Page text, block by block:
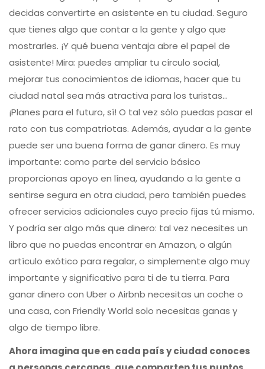
decidas convertirte en asistente en tu ciudad. Seguro
que tienes algo que contar a la gente y algo que
mostrarles. ¡Y qué buena ventaja abre el papel de
asistente! Mira: puedes ampliar tu círculo social,
mejorar tus conocimientos de idiomas, hacer que tu
ciudad natal sea más atractiva para los turistas...
¡Planes para el futuro, sí! O tal vez sólo puedas pasar el
rato con tus compatriotas. Además, ayudar a la gente
puede ser una buena forma de ganar dinero. Es muy
importante: como parte del servicio básico
proporcionas apoyo en línea, ayudando a la gente a
sentirse segura en otra ciudad, pero también puedes
ofrecer servicios adicionales cuyo precio fijas tú mismo.
Y podría ser algo más que dinero: tal vez necesites un
libro que no puedas encontrar en Amazon, o algún
artículo exótico para regalar, o simplemente algo muy
importante y significativo para ti de tu tierra. Para
ganar dinero con Uber o Airbnb necesitas un coche o
una casa, con Friendly World solo necesitas ganas y
algo de tiempo libre.
Ahora imagina que en cada país y ciudad conoces